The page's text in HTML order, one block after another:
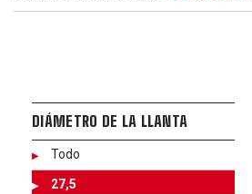
DIÁMETRO DE LA LLANTA
Todo
27,5